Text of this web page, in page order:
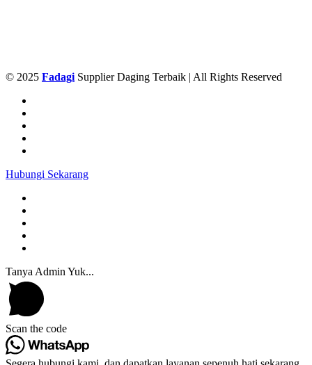
© 2025 Fadagi Supplier Daging Terbaik | All Rights Reserved
Hubungi Sekarang
Tanya Admin Yuk...
Scan the code